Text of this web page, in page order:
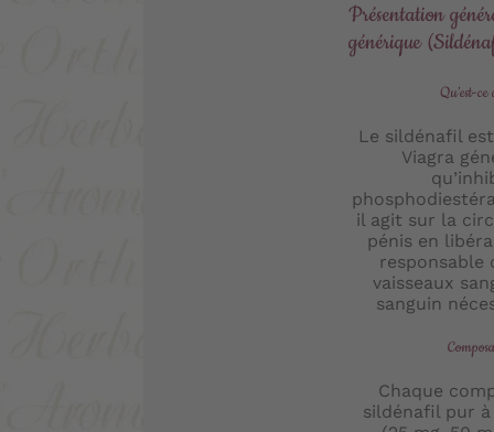
Présentation
générique
Qu’est-
Le sildénafil
Viagra
il agit sur la
pénis en
responsable
vaisseaux
sanguin
Chaque
sildénafil pur